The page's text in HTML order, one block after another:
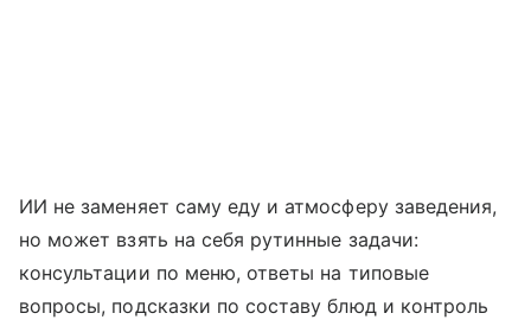
ИИ не заменяет саму еду и атмосферу заведения,
но может взять на себя рутинные задачи:
консультации по меню, ответы на типовые
вопросы, подсказки по составу блюд и контроль